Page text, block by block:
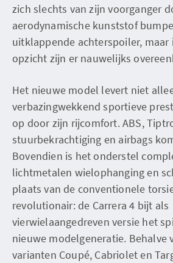
zich slechts van zijn voorganger
aerodynamische kunststof
uitklappende achterspoiler, maar
opzicht zijn er nauwelijks
Het nieuwe model levert niet
verbazingwekkend sportieve
op door zijn rijcomfort. ABS,
stuurbekrachtiging en airbags
Bovendien is het onderstel
lichtmetalen wielophanging en
plaats van de conventionele
revolutionair: de Carrera 4 bijt als
vierwielaangedreven versie het
nieuwe modelgeneratie. Behalve
varianten Coupé, Cabriolet en